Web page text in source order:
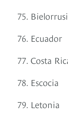
75.
76. Ecuador
77. Costa
78. Escocia
79. Letonia